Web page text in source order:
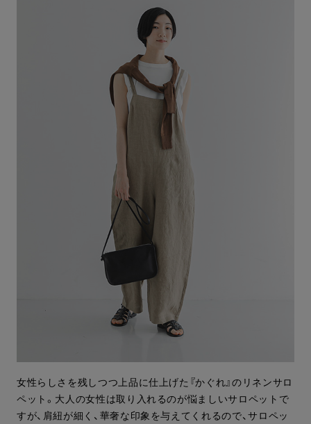
女性らしさを残しつつ上品に仕上げた『かぐれ』のリネンサロ
ペット。大人の女性は取り入れるのが悩ましいサロペットで
すが、肩紐が細く、華奢な印象を与えてくれるので、サロペッ